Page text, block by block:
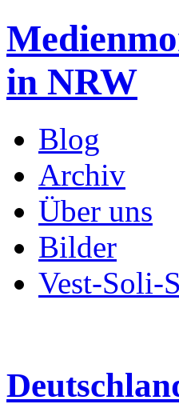
in NRW
Blog
Archiv
Über uns
Bilder
Vest-Soli-